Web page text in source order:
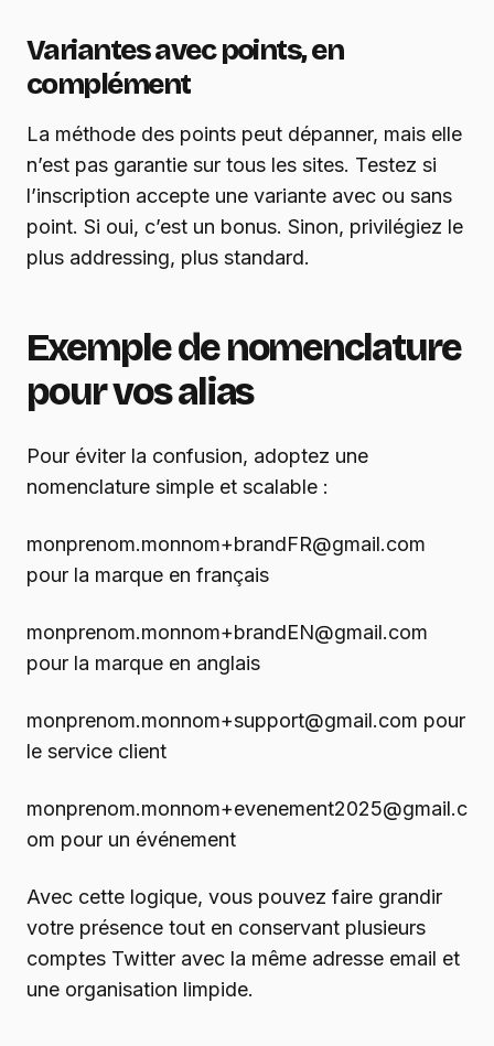
Variantes avec points, en
complément
La méthode des points peut dépanner, mais elle
n’est pas garantie sur tous les sites. Testez si
l’inscription accepte une variante avec ou sans
point. Si oui, c’est un bonus. Sinon, privilégiez le
plus addressing, plus standard.
Exemple de nomenclature
pour vos alias
Pour éviter la confusion, adoptez une
nomenclature simple et scalable :
monprenom.monnom+brandFR@gmail.com
pour la marque en français
monprenom.monnom+brandEN@gmail.com
pour la marque en anglais
monprenom.monnom+support@gmail.com pour
le service client
monprenom.monnom+evenement2025@gmail.c
om pour un événement
Avec cette logique, vous pouvez faire grandir
votre présence tout en conservant plusieurs
comptes Twitter avec la même adresse email et
une organisation limpide.